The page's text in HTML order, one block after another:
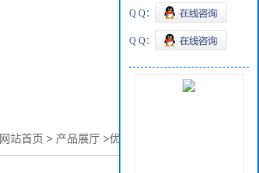
网站首页 > 产品展厅 >优势品种
Q Q：
Q Q：